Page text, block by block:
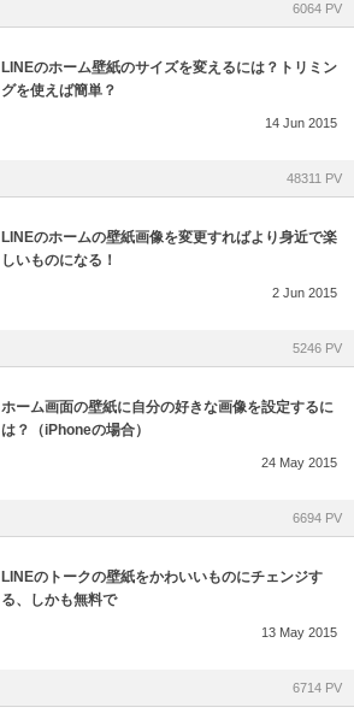
6064 PV
LINEのホーム壁紙のサイズを変えるには？トリミン
グを使えば簡単？
14 Jun 2015
48311 PV
LINEのホームの壁紙画像を変更すればより身近で楽
しいものになる！
2 Jun 2015
5246 PV
ホーム画面の壁紙に自分の好きな画像を設定するに
は？（iPhoneの場合）
24 May 2015
6694 PV
LINEのトークの壁紙をかわいいものにチェンジす
る、しかも無料で
13 May 2015
6714 PV